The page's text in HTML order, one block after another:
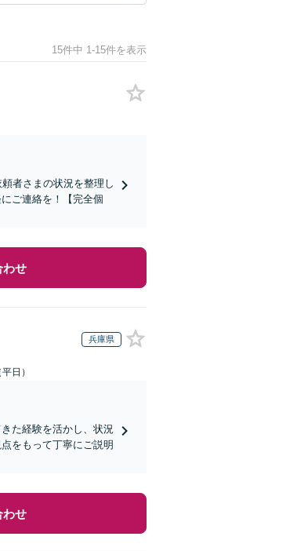
15件中 1-15件を表示
者さまの状況を整理し
ご連絡を！【完全個
わせ
兵庫県
日）
た経験を活かし、状況
をもって丁寧にご説明
わせ